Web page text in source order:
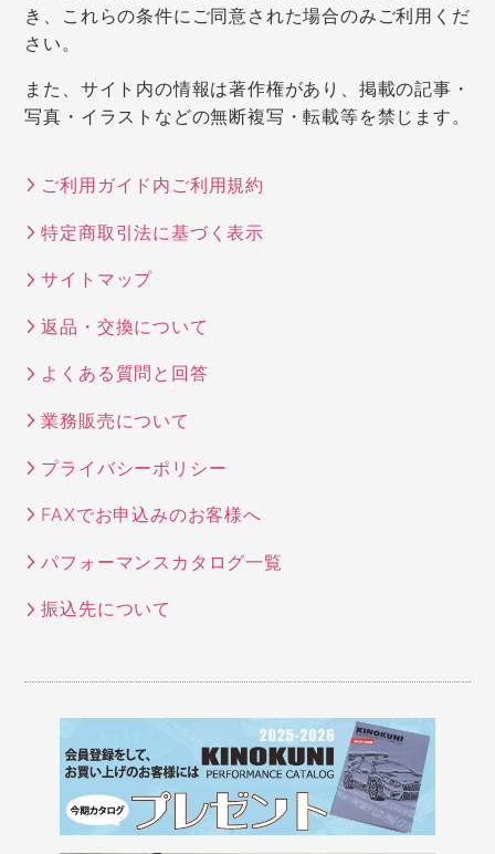
き、これらの条件にご同意された場合のみご利用くだ
さい。
また、サイト内の情報は著作権があり、掲載の記事・
写真・イラストなどの無断複写・転載等を禁じます。
ご利用ガイド内ご利用規約
特定商取引法に基づく表示
サイトマップ
返品・交換について
よくある質問と回答
業務販売について
プライバシーポリシー
FAXでお申込みのお客様へ
パフォーマンスカタログ一覧
振込先について